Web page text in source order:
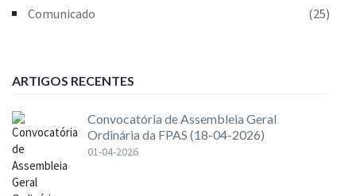
Comunicado
(25)
ARTIGOS RECENTES
Convocatória de Assembleia Geral
Ordinária da FPAS (18-04-2026)
01-04-2026